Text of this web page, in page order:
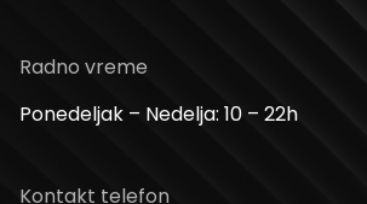
Radno vreme
Ponedeljak – Nedelja: 10 – 22h
Kontakt telefon